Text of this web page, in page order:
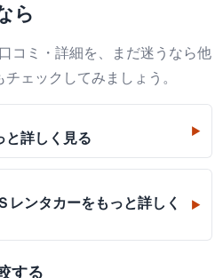
ら
コミ・詳細を、まだ迷うなら他
ェックしてみましょう。
と詳しく見る ▶
レンタカーをもっと詳しく
▶
する